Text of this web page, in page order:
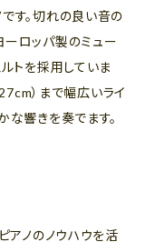
す。切れの良い音の
ロッパ製のミュー
トを採用していま
）まで幅広いライ
な響きを奏でます。
アノのノウハウを活